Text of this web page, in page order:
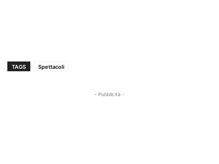
TAGS Spettacoli
- Pubblicità -